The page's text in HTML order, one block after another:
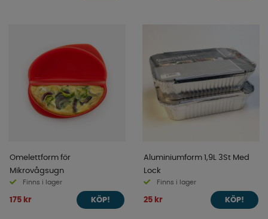
Omelettform för
Mikrovågsugn
Finns i lager
175 kr KÖP!
Aluminiumform 1,9L 3St Med
Lock
Finns i lager
25 kr KÖP!